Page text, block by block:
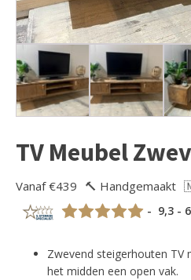
TV Meubel
Vanaf €439 🔨 Handgemaakt
- 9,3 -
Zwevend steigerhouten TV
het midden een open vak.